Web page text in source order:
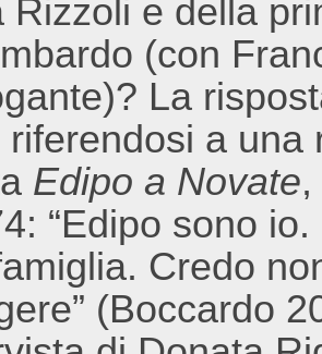
Rizzoli e della
(con
La
riferendosi a una
Edipo a Novate
“Edipo sono
Credo
(Boccardo